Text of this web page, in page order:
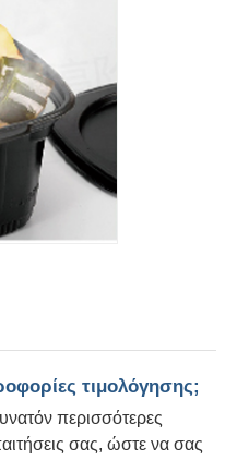
τιμολόγησης;
περισσότερες
σας, ώστε να σας